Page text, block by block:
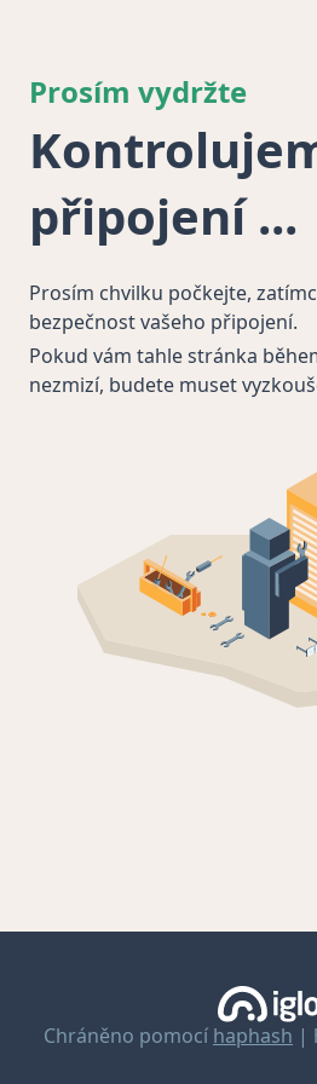
Prosím vydržte
připojení
Prosím chvilku počkejte,
bezpečnost vašeho připojení.
Pokud vám tahle stránka
nezmizí, budete muset
Chráněno pomocí haphash |